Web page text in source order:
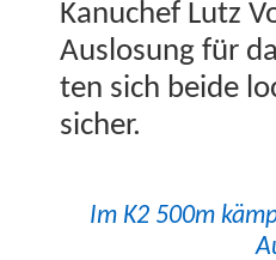
Kanuchef Lutz
Aus­lo­sung für
ten sich bei­de
sicher.
Im K2 500m